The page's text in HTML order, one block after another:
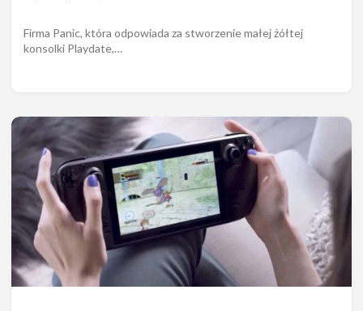
Firma Panic, która odpowiada za stworzenie małej żółtej
konsolki Playdate,…